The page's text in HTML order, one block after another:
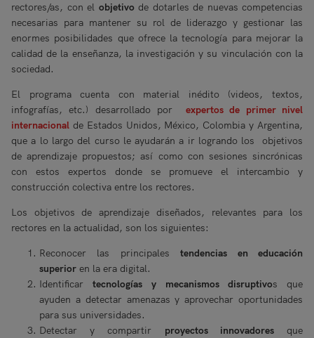
rectores/as, con el objetivode dotarles de nuevas competencias
necesarias para mantener su rol de liderazgo y gestionar las
enormes posibilidades que ofrece la tecnología para mejorar la
calidad de la enseñanza, la investigación y su vinculación con la
sociedad.
El programa cuenta con material inédito (videos, textos,
infografías, etc.) desarrollado por expertos de primer nivel
internacional de Estados Unidos, México, Colombia y Argentina,
que a lo largo del curso le ayudarán a ir logrando los objetivos
de aprendizaje propuestos; así como con sesiones sincrónicas
con estos expertos donde se promueve el intercambio y
construcción colectiva entre los rectores.
Los objetivos de aprendizaje diseñados, relevantes para los
rectores en la actualidad, son los siguientes:
Reconocer las principalestendencias en educación
superior en la era digital.
Identificar tecnologías y mecanismos disruptivos que
ayuden a detectar amenazas y aprovechar oportunidades
para sus universidades. ​
Detectar y compartir proyectos innovadoresque